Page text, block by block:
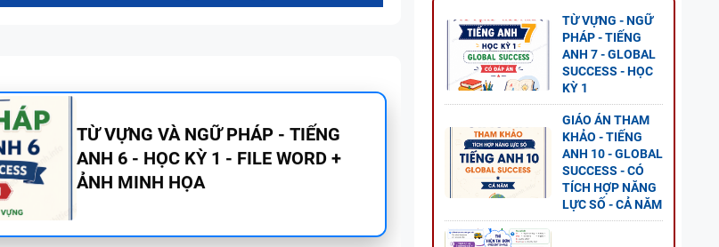
BẢNG WORD FORM - TIẾNG ANH 11
- GLOBAL SUCCESS - HỌC KỲ 1 - CÓ
ĐÁP ÁN
TỪ VỰNG - NGỮ
PHÁP - TIẾNG
ANH 7 - GLOBAL
SUCCESS - HỌC
KỲ 1
GIÁO ÁN THAM
KHẢO - TIẾNG
ANH 10 - GLOBAL
SUCCESS - CÓ
TÍCH HỢP NĂNG
LỰC SỐ - CẢ NĂM